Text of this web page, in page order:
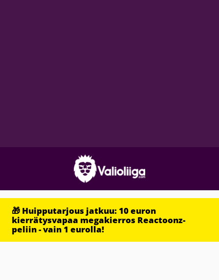
🎁 Huipputarjous jatkuu: 10 euron
kierrätysvapaa megakierros Reactoonz-
peliin - vain 1 eurolla!